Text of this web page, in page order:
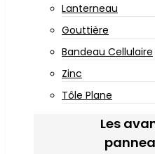
Lanterneau
Gouttière
Bandeau Cellulaire
Zinc
Tôle Plane
Les